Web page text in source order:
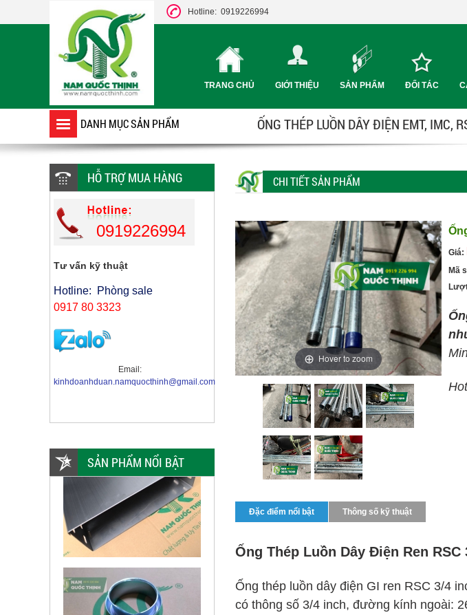
Hotline: 0919226994
TRANG CHỦ GIỚI THIỆU SẢN PHẨM ĐỐI TÁC
DANH MỤC SẢN PHẨM ỐNG THÉP LUỒN DÂY ĐIỆN EMT, IMC,
HỖ TRỢ MUA HÀNG
0919226994
Tư vấn kỹ thuật
Hotline: Phòng sale
0917 80 3323
Email:
kinhdoanhduan.namquocthinh@gmail.com
SẢN PHẨM NỔI BẬT
CHI TIẾT SẢN PHẨM
Hover to zoom
Giá:
Mã
Đặc điểm nổi bật Thông số kỹ thuật
Ống Thép Luồn Dây Điện Ren
Ống thép luồn dây điện GI ren RSC 3/4
có thông số 3/4 inch, đường kính ngoài: